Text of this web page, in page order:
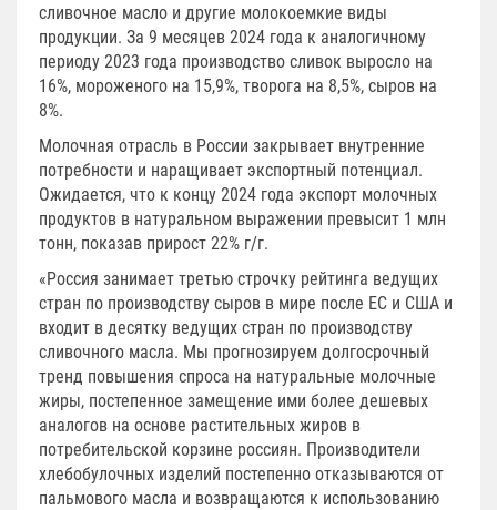
сливочное масло и другие молокоемкие виды
продукции. За 9 месяцев 2024 года к аналогичному
периоду 2023 года производство сливок выросло на
16%, мороженого на 15,9%, творога на 8,5%, сыров на
8%.
Молочная отрасль в России закрывает внутренние
потребности и наращивает экспортный потенциал.
Ожидается, что к концу 2024 года экспорт молочных
продуктов в натуральном выражении превысит 1 млн
тонн, показав прирост 22% г/г.
«Россия занимает третью строчку рейтинга ведущих
стран по производству сыров в мире после ЕС и США и
входит в десятку ведущих стран по производству
сливочного масла. Мы прогнозируем долгосрочный
тренд повышения спроса на натуральные молочные
жиры, постепенное замещение ими более дешевых
аналогов на основе растительных жиров в
потребительской корзине россиян. Производители
хлебобулочных изделий постепенно отказываются от
пальмового масла и возвращаются к использованию